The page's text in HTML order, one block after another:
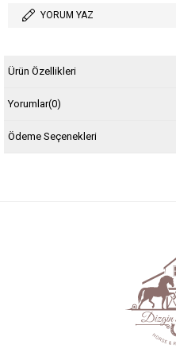
YORUM YAZ
Ürün Özellikleri
Yorumlar(0)
Ödeme Seçenekleri